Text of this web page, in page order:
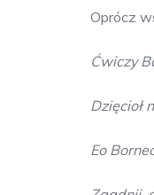
Oprócz
Ćwiczy
Dzięcioł
Eo